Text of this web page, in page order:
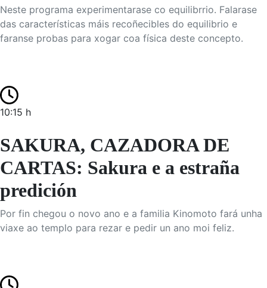
Neste programa experimentarase co equilibrrio. Falarase
das características máis recoñecibles do equilibrio e
faranse probas para xogar coa física deste concepto.
10:15 h
SAKURA, CAZADORA DE
CARTAS: Sakura e a estraña
predición
Por fin chegou o novo ano e a familia Kinomoto fará unha
viaxe ao templo para rezar e pedir un ano moi feliz.